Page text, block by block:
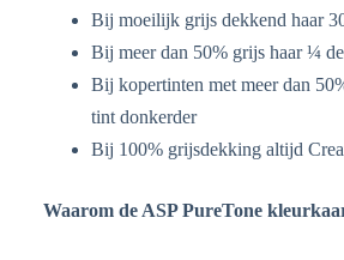
Bij moeilijk grijs dekkend haar
Bij meer dan 50% grijs haar ¼
Bij kopertinten met meer dan
tint donkerder
Bij 100% grijsdekking altijd
Waarom de ASP PureTone